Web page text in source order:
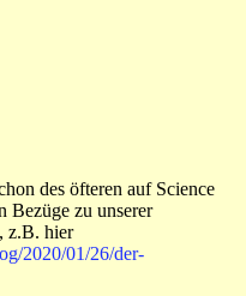
des öfteren auf Science
Bezüge zu unserer
z.B. hier
2020/01/26/der-